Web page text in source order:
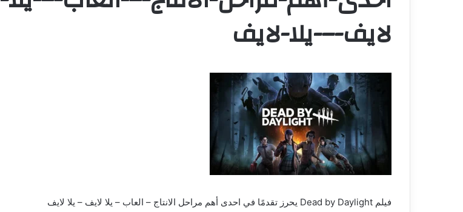
لايف-–-يلا-لايف
فيلم Dead by Daylight يحرز تقدمًا في احدى أهم مراحل الانتاج – العاب – يلا لايف – يلا لايف